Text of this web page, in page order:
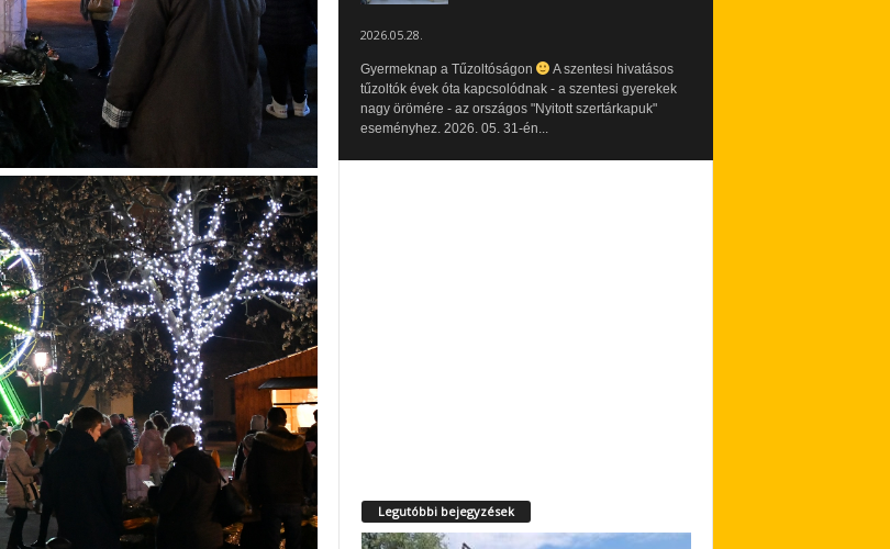
2026.05.28.
Gyermeknap a Tűzoltóságon
A szentesi hivatásos
tűzoltók évek óta kapcsolódnak - a szentesi gyerekek
nagy örömére - az országos "Nyitott szertárkapuk"
eseményhez. 2026. 05. 31-én...
Legutóbbi bejegyzések